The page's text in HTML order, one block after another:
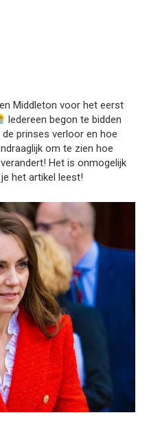
Middleton voor het eerst
Iedereen begon te bidden
prinses verloor en hoe
om te zien hoe
Het is onmogelijk
het artikel leest!